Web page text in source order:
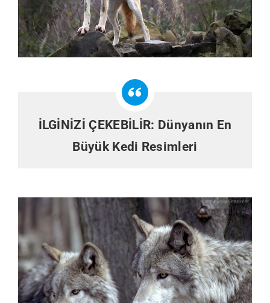
İLGİNİZİ ÇEKEBİLİR: Dünyanın En
Büyük Kedi Resimleri